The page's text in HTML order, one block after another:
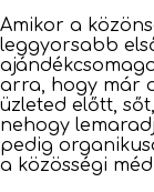
Amikor a
leggyorsabb
arra, hogy már
üzleted előtt,
nehogy
pedig
a közösségi